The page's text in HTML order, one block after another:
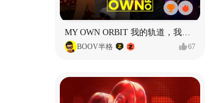
MY OWN ORBIT 我的轨道，我的定义#MVLAND嘻哈狂欢派对
BOOV半格 67